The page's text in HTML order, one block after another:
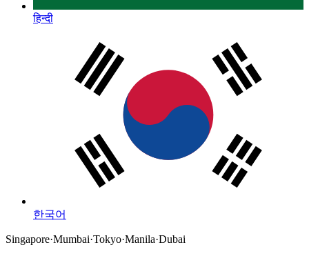
हिन्दी
한국어
Singapore·Mumbai·Tokyo·Manila·Dubai